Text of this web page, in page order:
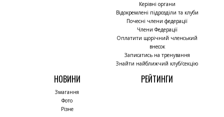
Керівні органи
Відокремлені підрозділи та клуби
Почесні члени федерації
Члени Федерації
Оплатити щорічний членський
внесок
Записатись на тренування
Знайти найближчий клуб/секцію
НОВИНИ
Змагання
Фото
Різне
РЕЙТИНГИ